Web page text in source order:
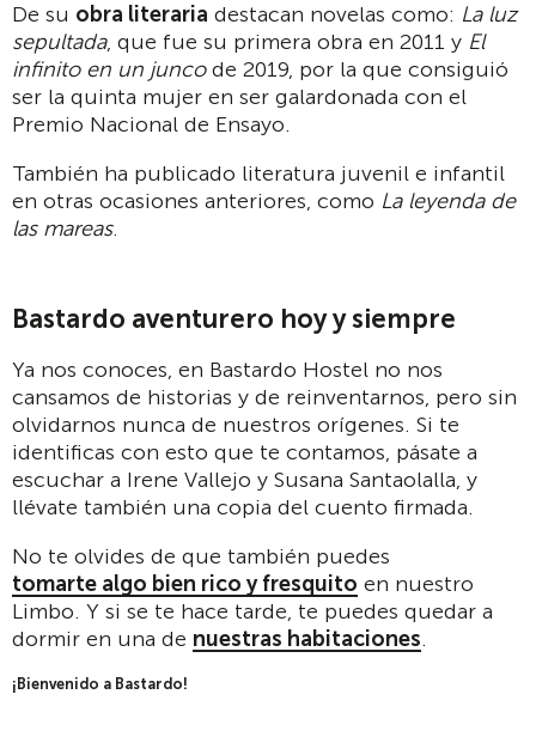
De su obra literaria destacan novelas como: La luz
sepultada, que fue su primera obra en 2011 y El
infinito en un juncode 2019, por la que consiguió
ser la quinta mujer en ser galardonada con el
Premio Nacional de Ensayo.
También ha publicado literatura juvenil e infantil
en otras ocasiones anteriores, como La leyenda de
las mareas.
Bastardo aventurero hoy y siempre
Ya nos conoces, en Bastardo Hostel no nos
cansamos de historias y de reinventarnos, pero sin
olvidarnos nunca de nuestros orígenes. Si te
identificas con esto que te contamos, pásate a
escuchar a Irene Vallejo y Susana Santaolalla, y
llévate también una copia del cuento firmada.
No te olvides de que también puedes
tomarte algo bien rico y fresquito en nuestro
Limbo. Y si se te hace tarde, te puedes quedar a
dormir en una de nuestras habitaciones.
¡Bienvenido a Bastardo!